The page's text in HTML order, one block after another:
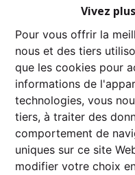
Vivez
Pour vous offrir la
nous et des tiers
que les cookies pour
informations de
technologies, vous
tiers, à traiter des
comportement de
uniques sur ce site
modifier votre choix
À Vendre